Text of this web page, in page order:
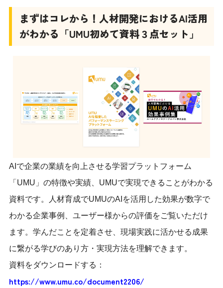
まずはコレから！人材開発におけるAI活用
がわかる「UMU初めて資料３点セット」
AIで企業の業績を向上させる学習プラットフォーム
「UMU」の特徴や実績、UMUで実現できることがわかる
資料です。人材育成でUMUのAIを活用した効果が数字で
わかる企業事例、ユーザー様からの評価をご覧いただけ
ます。学んだことを定着させ、現場実践に活かせる成果
に繋がる学びのあり方・実現方法を理解できます。
資料をダウンロードする：
https://www.umu.co/document2206/